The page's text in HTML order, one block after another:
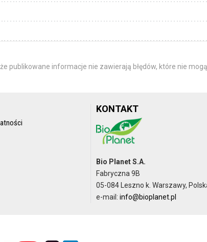
publikowane informacje nie zawierają błędów, które nie
KONTAKT
Bio Planet S.A.
Fabryczna 9B
05-084 Leszno k. Warszawy,
e-mail:info@bioplanet.pl